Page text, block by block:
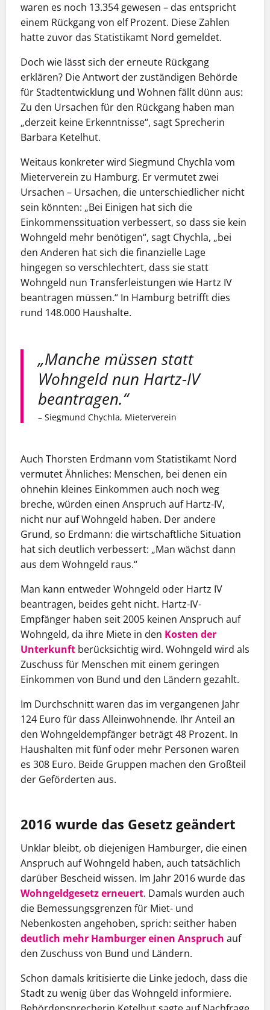
waren es noch 13.354 gewesen – das entspricht
einem Rückgang von elf Prozent. Diese Zahlen
hatte zuvor das Statistikamt Nord gemeldet.
Doch wie lässt sich der erneute Rückgang
erklären? Die Antwort der zuständigen Behörde
für Stadtentwicklung und Wohnen fällt dünn aus:
Zu den Ursachen für den Rückgang haben man
„derzeit keine Erkenntnisse“, sagt Sprecherin
Barbara Ketelhut.
Weitaus konkreter wird Siegmund Chychla vom
Mieterverein zu Hamburg. Er vermutet zwei
Ursachen – Ursachen, die unterschiedlicher nicht
sein könnten: „Bei Einigen hat sich die
Einkommenssituation verbessert, so dass sie kein
Wohngeld mehr benötigen“, sagt Chychla, „bei
den Anderen hat sich die finanzielle Lage
hingegen so verschlechtert, dass sie statt
Wohngeld nun Transferleistungen wie Hartz IV
beantragen müssen.“ In Hamburg betrifft dies
rund 148.000 Haushalte.
„Manche müssen statt
Wohngeld nun Hartz-IV
beantragen.“
– Siegmund Chychla, Mieterverein
Auch Thorsten Erdmann vom Statistikamt Nord
vermutet Ähnliches: Menschen, bei denen ein
ohnehin kleines Einkommen auch noch weg
breche, würden einen Anspruch auf Hartz-IV,
nicht nur auf Wohngeld haben. Der andere
Grund, so Erdmann: die wirtschaftliche Situation
hat sich deutlich verbessert: „Man wächst dann
aus dem Wohngeld raus.“
Man kann entweder Wohngeld oder Hartz IV
beantragen, beides geht nicht. Hartz-IV-
Empfänger haben seit 2005 keinen Anspruch auf
Wohngeld, da ihre Miete in den Kosten der
Unterkunft berücksichtig wird. Wohngeld wird als
Zuschuss für Menschen mit einem geringen
Einkommen von Bund und den Ländern gezahlt.
Im Durchschnitt waren das im vergangenen Jahr
124 Euro für dass Alleinwohnende. Ihr Anteil an
den Wohngeldempfänger beträgt 48 Prozent. In
Haushalten mit fünf oder mehr Personen waren
es 308 Euro. Beide Gruppen machen den Großteil
der Geförderten aus.
2016 wurde das Gesetz geändert
Unklar bleibt, ob diejenigen Hamburger, die einen
Anspruch auf Wohngeld haben, auch tatsächlich
darüber Bescheid wissen. Im Jahr 2016 wurde das
Wohngeldgesetz erneuert. Damals wurden auch
die Bemessungsgrenzen für Miet- und
Nebenkosten angehoben, sprich: seither haben
deutlich mehr Hamburger einen Anspruch auf
den Zuschuss von Bund und Ländern.
Schon damals kritisierte die Linke jedoch, dass die
Stadt zu wenig über das Wohngeld informiere.